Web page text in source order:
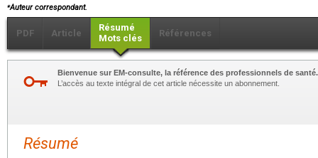
⁎Auteur correspondant.
PDF Article
Résumé
Mots clés
Références
Bienvenue sur EM-consulte, la référence des professionnels de santé.
L’accès au texte intégral de cet article nécessite un abonnement.
Résumé